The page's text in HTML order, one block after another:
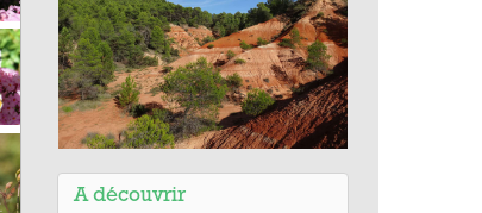
Les marnes de Perréal
A découvrir